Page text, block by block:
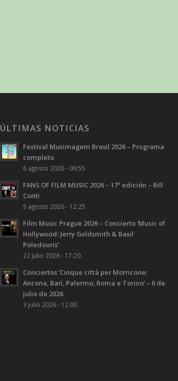
ÚLTIMAS NOTICIAS
Festival Musimagem Brasil 2026 – Programa
completo
6 agosto 2026 - 09:55
FANS OF FILM MUSIC 2026 – 17ª edición – Bill
Conti
5 agosto 2026 - 12:25
Film Music Prague 2026 – Concierto ‘Music of
Hollywood: Jerry Goldsmith & Basil
Poledouris’
22 julio 2026 - 17:20
Conciertos ‘Cinque città per Morricone:
Ancona, Bari, Palermo, Roma e Torino’ – 6 de
julio de 2026
3 julio 2026 - 12:00